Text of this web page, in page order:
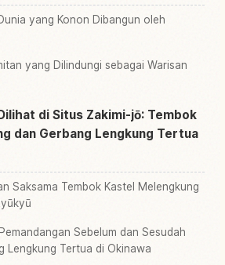
yang Konon Dibangun oleh
yang Dilindungi sebagai Warisan
di Situs Zakimi-jō: Tembok
dan Gerbang Lengkung Tertua
Saksama Tembok Kastel Melengkung
Sebelum dan Sesudah
Lengkung Tertua di Okinawa